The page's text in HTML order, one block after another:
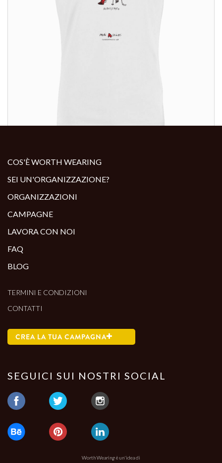
COS'È WORTH WEARING
SEI UN'ORGANIZZAZIONE?
ORGANIZZAZIONI
CAMPAGNE
LAVORA CON NOI
FAQ
BLOG
TERMINI E CONDIZIONI
CONTATTI
CREA LA TUA CAMPAGNA
SEGUICI SUI NOSTRI SOCIAL
Worth Wearing è un'idea di